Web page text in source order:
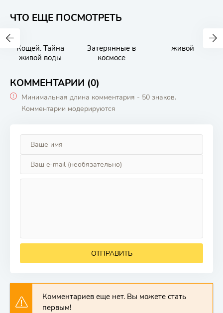
ЧТО ЕЩЕ ПОСМОТРЕТЬ
Кощей. Тайна
живой воды
Затерянные в
космосе
живой
КОММЕНТАРИИ (0)
Минимальная длина комментария - 50 знаков.
Комментарии модерируются
ОТПРАВИТЬ
Комментариев еще нет. Вы можете стать
первым!